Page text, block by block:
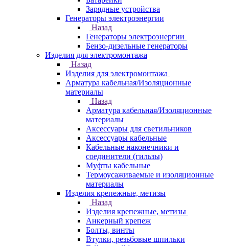
Зарядные устройства
Генераторы электроэнергии
Назад
Генераторы электроэнергии
Бензо-дизельные генераторы
Изделия для электромонтажа
Назад
Изделия для электромонтажа
Арматура кабельная/Изоляционные
материалы
Назад
Арматура кабельная/Изоляционные
материалы
Аксессуары для светильников
Аксессуары кабельные
Кабельные наконечники и
соединители (гильзы)
Муфты кабельные
Термоусаживаемые и изоляционные
материалы
Изделия крепежные, метизы
Назад
Изделия крепежные, метизы
Анкерный крепеж
Болты, винты
Втулки, резьбовые шпильки